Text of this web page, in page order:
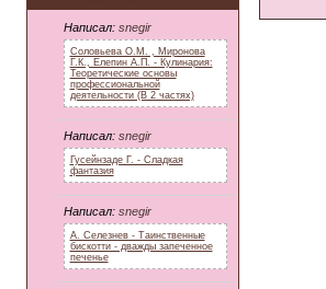
Написал: snegir
Соловьева О.М. , Миронова
Г.К., Елепин А.П. - Кулинария:
Теоретические основы
профессиональной
деятельности (В 2 частях)
Написал: snegir
Гусейнзаде Г. - Сладкая
фантазия
Написал: snegir
А. Селезнев - Таинственные
бискотти - дважды запеченное
печенье